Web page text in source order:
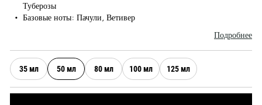
Туберозы
Базовые ноты: Пачули, Ветивер
Подробнее
35 мл 50 мл 80 мл 100 мл 125 мл